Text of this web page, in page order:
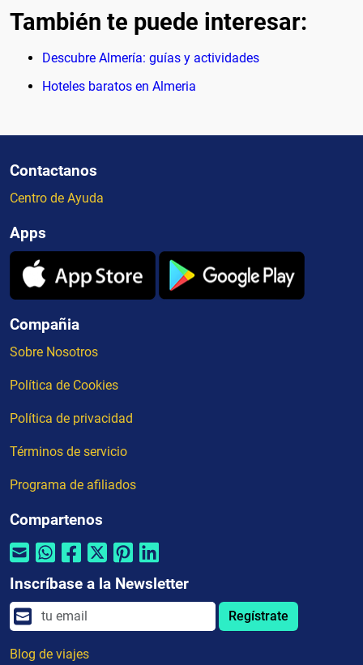
También te puede interesar:
Descubre Almería: guías y actividades
Hoteles baratos en Almeria
Contactanos
Centro de Ayuda
Apps
Compañia
Sobre Nosotros
Política de Cookies
Política de privacidad
Términos de servicio
Programa de afiliados
Compartenos
Inscríbase a la Newsletter
Regístrate
Blog de viajes